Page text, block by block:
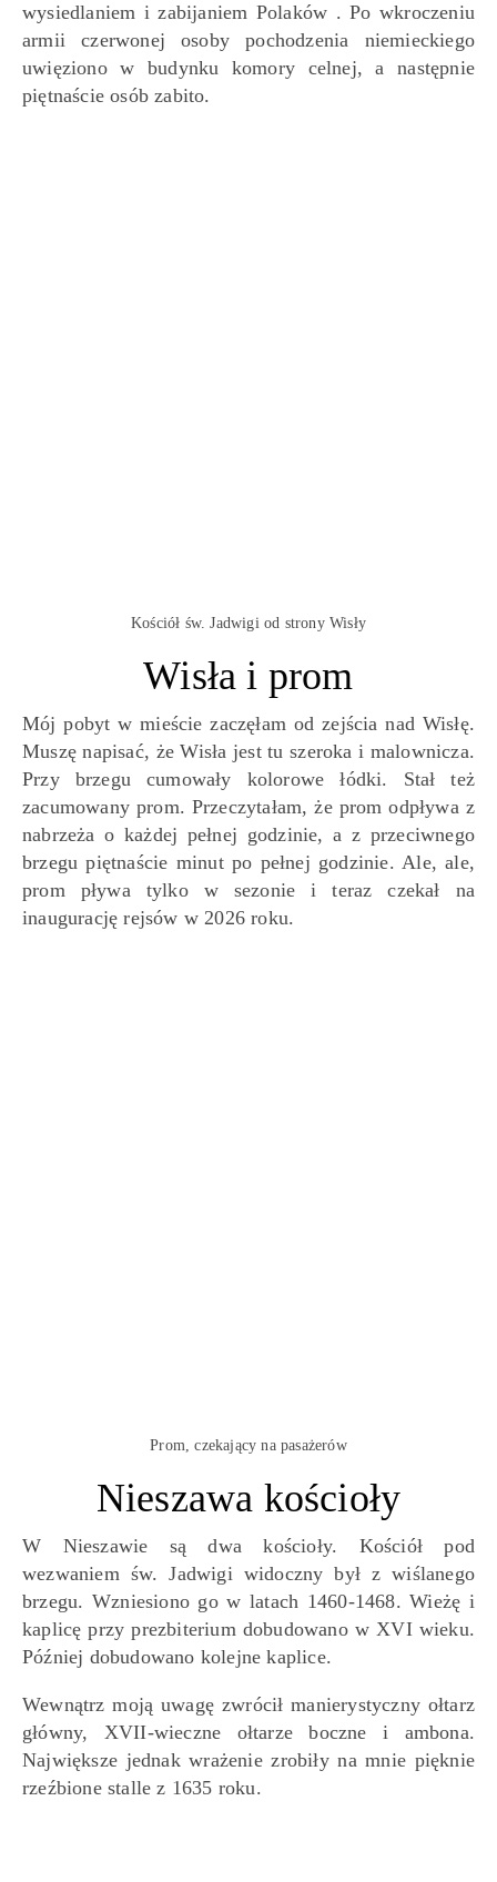
wysiedlaniem i zabijaniem Polaków . Po wkroczeniu
armii czerwonej osoby pochodzenia niemieckiego
uwięziono w budynku komory celnej, a następnie
piętnaście osób zabito.
Kościół św. Jadwigi od strony Wisły
Wisła i prom
Mój pobyt w mieście zaczęłam od zejścia nad Wisłę.
Muszę napisać, że Wisła jest tu szeroka i malownicza.
Przy brzegu cumowały kolorowe łódki. Stał też
zacumowany prom. Przeczytałam, że prom odpływa z
nabrzeża o każdej pełnej godzinie, a z przeciwnego
brzegu piętnaście minut po pełnej godzinie. Ale, ale,
prom pływa tylko w sezonie i teraz czekał na
inaugurację rejsów w 2026 roku.
Prom, czekający na pasażerów
Nieszawa kościoły
W Nieszawie są dwa kościoły. Kościół pod
wezwaniem św. Jadwigi widoczny był z wiślanego
brzegu. Wzniesiono go w latach 1460-1468. Wieżę i
kaplicę przy prezbiterium dobudowano w XVI wieku.
Później dobudowano kolejne kaplice.
Wewnątrz moją uwagę zwrócił manierystyczny ołtarz
główny, XVII-wieczne ołtarze boczne i ambona.
Największe jednak wrażenie zrobiły na mnie pięknie
rzeźbione stalle z 1635 roku.